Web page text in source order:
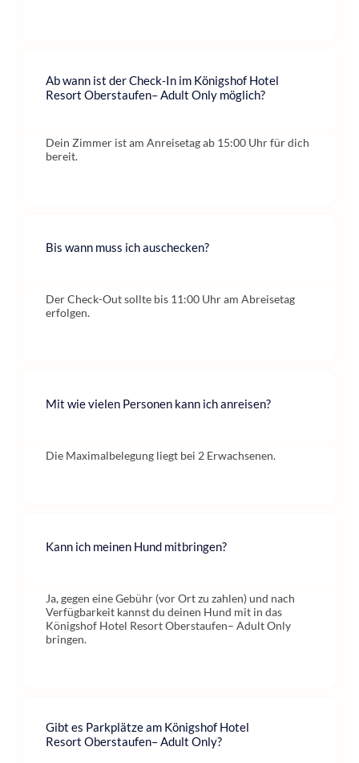
Ab wann ist der Check-In im Königshof Hotel
Resort Oberstaufen– Adult Only möglich?
Dein Zimmer ist am Anreisetag ab 15:00 Uhr für dich
bereit.
Bis wann muss ich auschecken?
Der Check-Out sollte bis 11:00 Uhr am Abreisetag
erfolgen.
Mit wie vielen Personen kann ich anreisen?
Die Maximalbelegung liegt bei 2 Erwachsenen.
Kann ich meinen Hund mitbringen?
Ja, gegen eine Gebühr (vor Ort zu zahlen) und nach
Verfügbarkeit kannst du deinen Hund mit in das
Königshof Hotel Resort Oberstaufen– Adult Only
bringen.
Gibt es Parkplätze am Königshof Hotel
Resort Oberstaufen– Adult Only?